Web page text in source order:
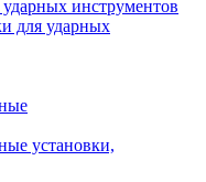
ударных инструментов
для ударных
установки,